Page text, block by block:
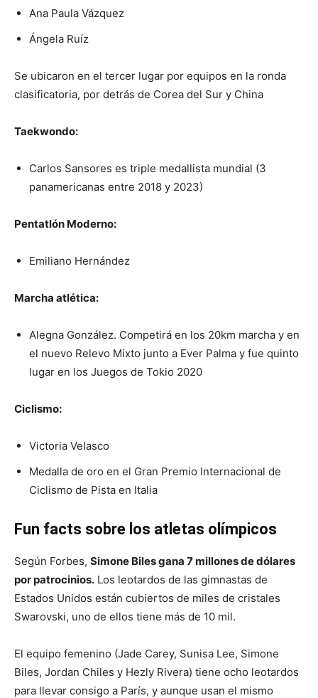
Ana Paula Vázquez
Ángela Ruíz
Se ubicaron en el tercer lugar por equipos en la ronda
clasificatoria, por detrás de Corea del Sur y China
Taekwondo:
Carlos Sansores es triple medallista mundial (3
panamericanas entre 2018 y 2023)
Pentatlón Moderno:
Emiliano Hernández
Marcha atlética:
Alegna González. Competirá en los 20km marcha y en
el nuevo Relevo Mixto junto a Ever Palma y fue quinto
lugar en los Juegos de Tokio 2020
Ciclismo:
Victoria Velasco
Medalla de oro en el Gran Premio Internacional de
Ciclismo de Pista en Italia
Fun facts sobre los atletas olímpicos
Según Forbes, Simone Biles gana 7 millones de dólares
por patrocinios. Los leotardos de las gimnastas de
Estados Unidos están cubiertos de miles de cristales
Swarovski, uno de ellos tiene más de 10 mil.
El equipo femenino (Jade Carey, Sunisa Lee, Simone
Biles, Jordan Chiles y Hezly Rivera) tiene ocho leotardos
para llevar consigo a París, y aunque usan el mismo